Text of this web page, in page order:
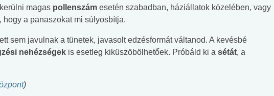
magas pollenszám esetén szabadban, háziállatok közelében, vagy
hogy a panaszokat mi súlyosbítja.
sem javulnak a tünetek, javasolt edzésformát váltanod. A kevésbé
nehézségek is esetleg kiküszöbölhetőek. Próbáld ki a sétát, a
)